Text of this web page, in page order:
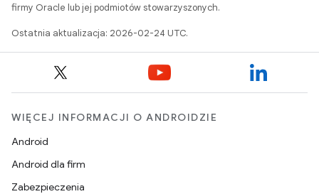
firmy Oracle lub jej podmiotów stowarzyszonych.
Ostatnia aktualizacja: 2026-02-24 UTC.
WIĘCEJ INFORMACJI O ANDROIDZIE
Android
Android dla firm
Zabezpieczenia